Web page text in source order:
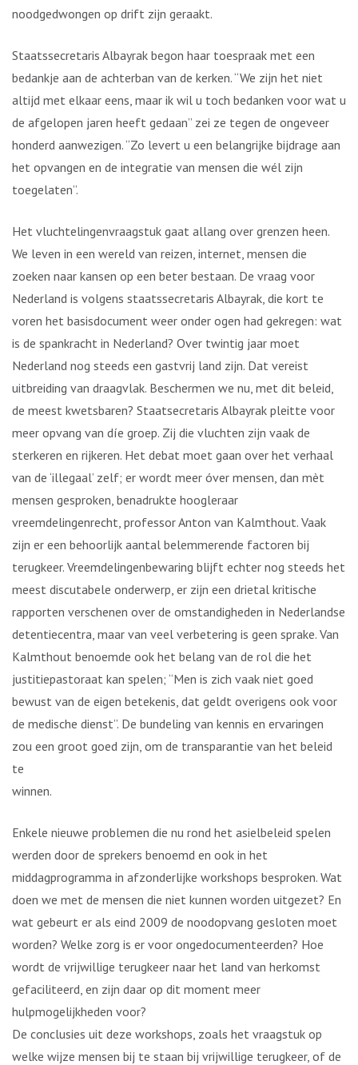
noodgedwongen op drift zijn geraakt.
Staatssecretaris Albayrak begon haar toespraak met een
bedankje aan de achterban van de kerken. “We zijn het niet
altijd met elkaar eens, maar ik wil u toch bedanken voor wat u
de afgelopen jaren heeft gedaan” zei ze tegen de ongeveer
honderd aanwezigen. “Zo levert u een belangrijke bijdrage aan
het opvangen en de integratie van mensen die wél zijn
toegelaten”.
Het vluchtelingenvraagstuk gaat allang over grenzen heen.
We leven in een wereld van reizen, internet, mensen die
zoeken naar kansen op een beter bestaan. De vraag voor
Nederland is volgens staatssecretaris Albayrak, die kort te
voren het basisdocument weer onder ogen had gekregen: wat
is de spankracht in Nederland? Over twintig jaar moet
Nederland nog steeds een gastvrij land zijn. Dat vereist
uitbreiding van draagvlak. Beschermen we nu, met dit beleid,
de meest kwetsbaren? Staatsecretaris Albayrak pleitte voor
meer opvang van díe groep. Zij die vluchten zijn vaak de
sterkeren en rijkeren. Het debat moet gaan over het verhaal
van de ‘illegaal’ zelf; er wordt meer óver mensen, dan mèt
mensen gesproken, benadrukte hoogleraar
vreemdelingenrecht, professor Anton van Kalmthout. Vaak
zijn er een behoorlijk aantal belemmerende factoren bij
terugkeer. Vreemdelingenbewaring blijft echter nog steeds het
meest discutabele onderwerp, er zijn een drietal kritische
rapporten verschenen over de omstandigheden in Nederlandse
detentiecentra, maar van veel verbetering is geen sprake. Van
Kalmthout benoemde ook het belang van de rol die het
justitiepastoraat kan spelen; “Men is zich vaak niet goed
bewust van de eigen betekenis, dat geldt overigens ook voor
de medische dienst”. De bundeling van kennis en ervaringen
zou een groot goed zijn, om de transparantie van het beleid
te
winnen.
Enkele nieuwe problemen die nu rond het asielbeleid spelen
werden door de sprekers benoemd en ook in het
middagprogramma in afzonderlijke workshops besproken. Wat
doen we met de mensen die niet kunnen worden uitgezet? En
wat gebeurt er als eind 2009 de noodopvang gesloten moet
worden? Welke zorg is er voor ongedocumenteerden? Hoe
wordt de vrijwillige terugkeer naar het land van herkomst
gefaciliteerd, en zijn daar op dit moment meer
hulpmogelijkheden voor?
De conclusies uit deze workshops, zoals het vraagstuk op
welke wijze mensen bij te staan bij vrijwillige terugkeer, of de